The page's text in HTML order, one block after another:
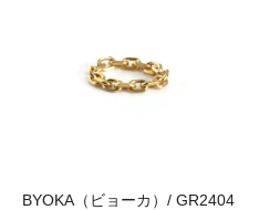
BYOKA（ビョーカ）/ GR2404